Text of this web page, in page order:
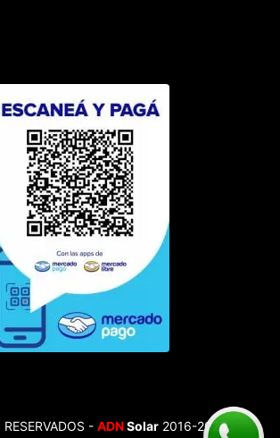
RESERVADOS - ADNSolar2016-2025